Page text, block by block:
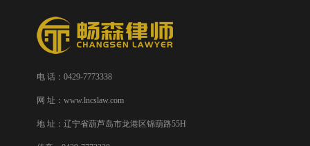
电 话：0429-7773338
网 址：www.lncslaw.com
地 址：辽宁省葫芦岛市龙港区锦葫路55H